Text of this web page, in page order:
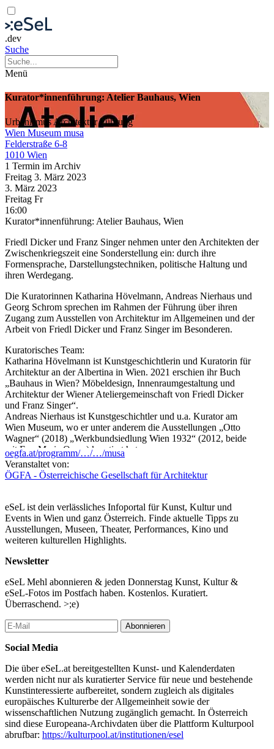
.dev
Suche
Menü
Kurator*innenführung: Atelier Bauhaus, Wien
UrbanismusArchitekturFührung
Wien Museum musa
Felderstraße 6-8
1010 Wien
1 Termin im Archiv
Freitag 3. März 2023
3. März 2023
Freitag Fr
16:00
Kurator*innenführung: Atelier Bauhaus, Wien
Friedl Dicker und Franz Singer nehmen unter den Architekten der
Zwischenkriegszeit eine Sonderstellung ein: durch ihre
Formensprache, Darstellungstechniken, politische Haltung und
ihren Werdegang.
Die Kuratorinnen Katharina Hövelmann, Andreas Nierhaus und
Georg Schrom sprechen im Rahmen der Führung über ihren
Zugang zum Ausstellen von Architektur im Allgemeinen und der
Arbeit von Friedl Dicker und Franz Singer im Besonderen.
Kuratorisches Team:
Katharina Hövelmann ist Kunstgeschichtlerin und Kuratorin für
Architektur an der Albertina in Wien. 2021 erschien ihr Buch
„Bauhaus in Wien? Möbeldesign, Innenraumgestaltung und
Architektur der Wiener Ateliergemeinschaft von Friedl Dicker
und Franz Singer“.
Andreas Nierhaus ist Kunstgeschichtler und u.a. Kurator am
Wien Museum, wo er unter anderem die Ausstellungen „Otto
Wagner“ (2018) „Werkbundsiedlung Wien 1932“ (2012, beide
mit Eva-Maria Orosz) kuratiert hat.
Georg Schrom ist Architekt in Wien und beschäftigt sich seit mehr
als 30 Jahren mit Friedl Dicker und Franz Singer und ist,
gemeinsam mit Nikolay Ivanov, für die Ausstellungsgestaltung
In Begleitung von Claudia Cavallar / ÖGFA
...Mehr lesen
oegfa.at/programm/…/…/musa
Veranstaltet von:
ÖGFA - Österreichische Gesellschaft für Architektur
eSeL ist dein verlässliches Infoportal für Kunst, Kultur und
Events in Wien und ganz Österreich. Finde aktuelle Tipps zu
Ausstellungen, Museen, Theater, Performances, Kino und
weiteren kulturellen Highlights.
Newsletter
eSeL Mehl abonnieren & jeden Donnerstag Kunst, Kultur &
eSeL-Fotos im Postfach haben. Kostenlos. Kuratiert.
Überraschend. >;e)
Abonnieren
Social Media
Die über eSeL.at bereitgestellten Kunst- und Kalenderdaten
werden nicht nur als kuratierter Service für neue und bestehende
Kunstinteressierte aufbereitet, sondern zugleich als digitales
europäisches Kulturerbe der Allgemeinheit sowie der
wissenschaftlichen Nutzung zugänglich gemacht. In Österreich
sind diese Europeana-Archivdaten über die Plattform Kulturpool
abrufbar: https://kulturpool.at/institutionen/esel